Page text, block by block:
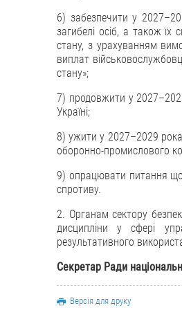
6) забезпечити у
загибелі осіб, а також їх
стану, з урахуванням
виплат
стану»;
7) продовжити у
Україні;
8) ужити у 2027–2029
оборонно-промислового
9) опрацювати питання
спротиву.
2. Органам сектору
дисципліни у сфері
результативного
Секретар Ради
Версія для друку